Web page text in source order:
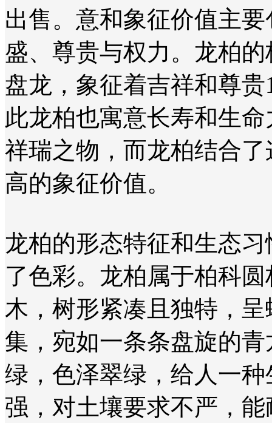
出售。意和象征价值主
盛、尊贵与权力‌。龙柏
盘龙，象征着吉祥和尊
此龙柏也寓意长寿和生
祥瑞之物，而龙柏结合
高的象征价值‌。
龙柏的形态特征和生态
了色彩。龙柏属于柏科
木，树形紧凑且独特，
集，宛如一条条盘旋的
绿，色泽翠绿，给人一
强，对土壤要求不严，